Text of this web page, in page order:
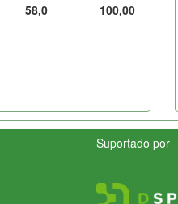
58,0
100,00
Suportado por